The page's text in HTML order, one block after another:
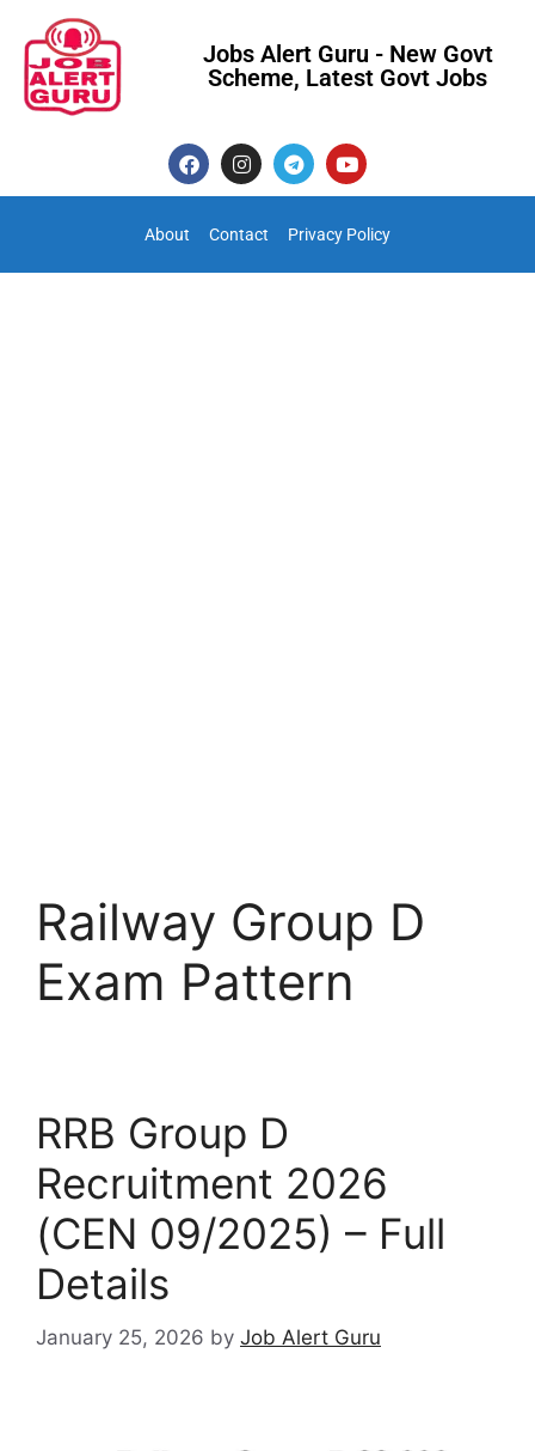
Jobs Alert Guru - New Govt
Scheme, Latest Govt Jobs
About Contact Privacy Policy
Railway Group D
Exam Pattern
RRB Group D
Recruitment 2026
(CEN 09/2025) – Full
Details
January 25, 2026 by Job Alert Guru